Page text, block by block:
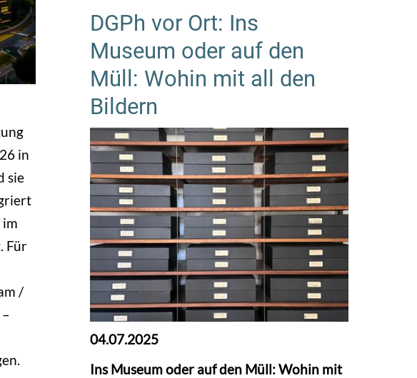
in
sie
im
Für
/
DGPh vor Ort: Ins
Museum oder auf den
Müll: Wohin mit all den
Bildern
04.07.2025
Ins Museum oder auf den Müll: Wohin mit